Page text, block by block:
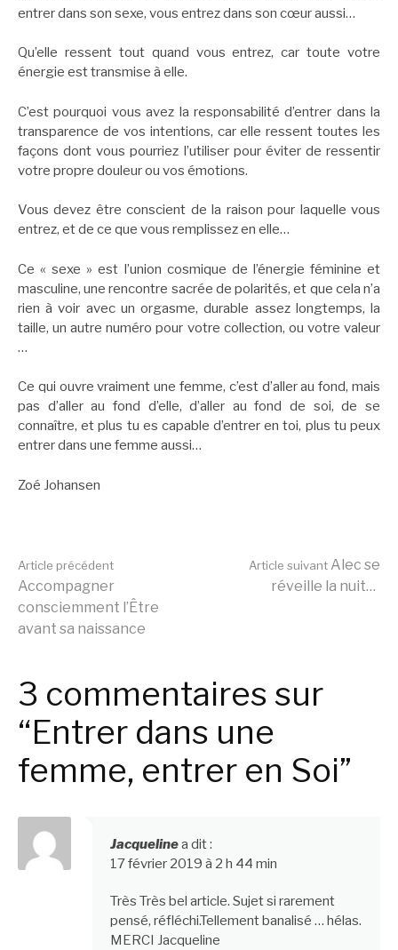
entrer dans son sexe, vous entrez dans son cœur aussi…
Qu’elle ressent tout quand vous entrez, car toute votre
énergie est transmise à elle.
C’est pourquoi vous avez la responsabilité d’entrer dans la
transparence de vos intentions, car elle ressent toutes les
façons dont vous pourriez l’utiliser pour éviter de ressentir
votre propre douleur ou vos émotions.
Vous devez être conscient de la raison pour laquelle vous
entrez, et de ce que vous remplissez en elle…
Ce « sexe » est l’union cosmique de l’énergie féminine et
masculine, une rencontre sacrée de polarités, et que cela n’a
rien à voir avec un orgasme, durable assez longtemps, la
taille, un autre numéro pour votre collection, ou votre valeur
…
Ce qui ouvre vraiment une femme, c’est d’aller au fond, mais
pas d’aller au fond d’elle, d’aller au fond de soi, de se
connaître, et plus tu es capable d’entrer en toi, plus tu peux
entrer dans une femme aussi…
Zoé Johansen
Lire
la
suite
Article précédent
Accompagner
consciemment l’Être
avant sa naissance
Article suivant Alec se
réveille la nuit…
3 commentaires sur
“Entrer dans une
femme, entrer en Soi”
Jacquelinea dit :
17 février 2019 à 2 h 44 min
Très Très bel article. Sujet si rarement
pensé, réfléchi.Tellement banalisé … hélas.
MERCI Jacqueline